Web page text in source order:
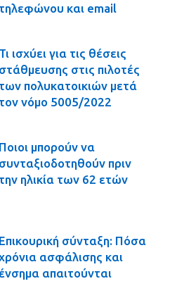
τηλεφώνου και email
Τι ισχύει για τις θέσεις
στάθμευσης στις πιλοτές
των πολυκατοικιών μετά
τον νόμο 5005/2022
Ποιοι μπορούν να
συνταξιοδοτηθούν πριν
την ηλικία των 62 ετών
Επικουρική σύνταξη: Πόσα
ασφάλισης και
ένσημα απαιτούνται